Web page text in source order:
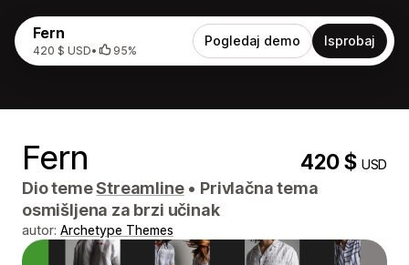
Fern
420 $ USD• 95%
Pogledaj demo Isprobaj
Fern 420 $USD
Dio temeStreamline • Privlačna tema
osmišljena za brzi učinak
autor: Archetype Themes